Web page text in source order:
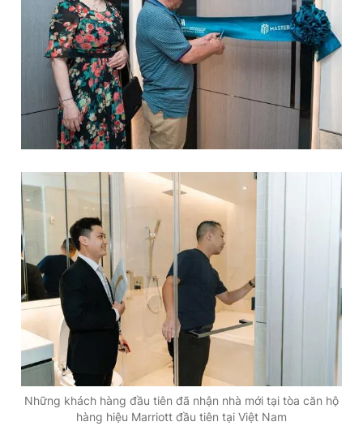
Những khách hàng đầu tiên đã nhận nhà mới tại tòa căn hộ
hàng hiệu Marriott đầu tiên tại Việt Nam